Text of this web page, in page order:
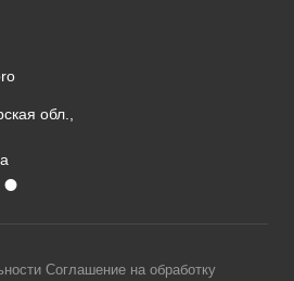
обл.,
ул.
•
Соглашение на обработку